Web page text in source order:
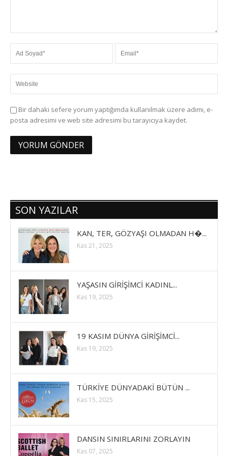
Bir dahaki sefere yorum yaptığımda kullanılmak üzere adımı, e-
posta adresimi ve web site adresimi bu tarayıcıya kaydet.
SON YAZILAR
KAN, TER, GÖZYAŞI OLMADAN H�...
Kas 21, 2025
YAŞASIN GİRİŞİMCİ KADINL...
Kas 19, 2025
19 KASIM DÜNYA GİRİŞİMCİ...
Kas 19, 2025
TÜRKİYE DÜNYADAKİ BÜTÜN ...
Kas 15, 2025
DANSIN SINIRLARINI ZORLAYIN
Kas 07, 2025